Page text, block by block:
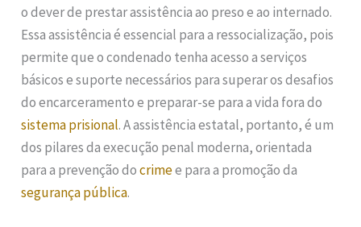
o dever de prestar assistência ao preso e ao internado.
Essa assistência é essencial para a ressocialização, pois
permite que o condenado tenha acesso a serviços
básicos e suporte necessários para superar os desafios
do encarceramento e preparar-se para a vida fora do
sistema prisional. A assistência estatal, portanto, é um
dos pilares da execução penal moderna, orientada
para a prevenção docrimee para a promoção da
segurança pública.